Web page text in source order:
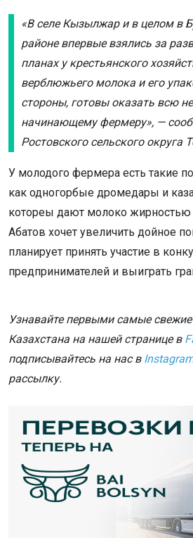
«В селе Кызылжар и в целом в
районе впервые взялись за
планах у крестьянского
верблюжьего молока и его
стороны, готовы оказать всю
начинающему фермеру», —
Ростовского сельского округа
У молодого фермера есть такие
как одногорбые дромедары и
котореы дают молоко жирностью
Абатов хочет увеличить дойное
планирует принять участие в
предпринимателей и выиграть
Узнавайте первыми самые свежие
Казахстана на нашей странице в
подписывайтесь на нас в
рассылку.